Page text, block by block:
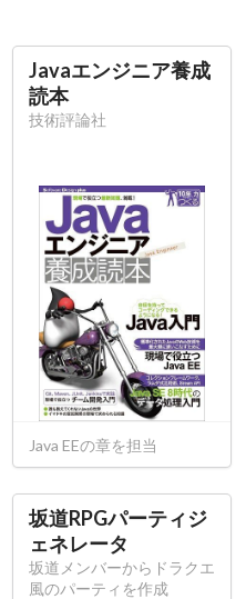
Javaエンジニア養成
読本
技術評論社
Java EEの章を担当
坂道RPGパーティジ
ェネレータ
坂道メンバーからドラクエ
風のパーティを作成